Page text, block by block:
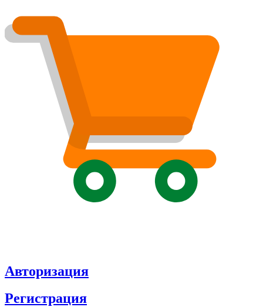
Авторизация
Регистрация